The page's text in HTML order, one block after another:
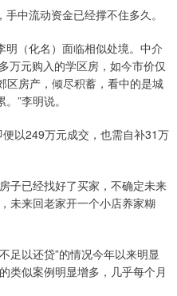
中流动资金已经撑不住多久。
（化名）面临相似处境。中介
万元购入的学区房，如今市价仅
区房产，倾尽积蓄，看中的是城
”李明说。
以249万元成交，也需自补31万
子已经找好了买家，不确定未来
未来回老家开一个小店养家糊
足以还贷”的情况今年以来明显
类似案例明显增多，几乎每个月